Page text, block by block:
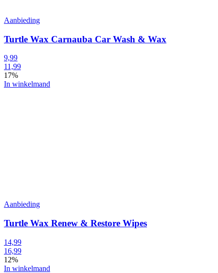
Aanbieding
Turtle Wax Carnauba Car Wash & Wax
9,99
11,99
17%
In winkelmand
Aanbieding
Turtle Wax Renew & Restore Wipes
14,99
16,99
12%
In winkelmand